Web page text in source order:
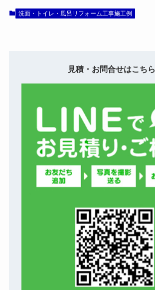
洗面・トイレ・風呂リフォーム工事施工例
見積・お問合せはこちら